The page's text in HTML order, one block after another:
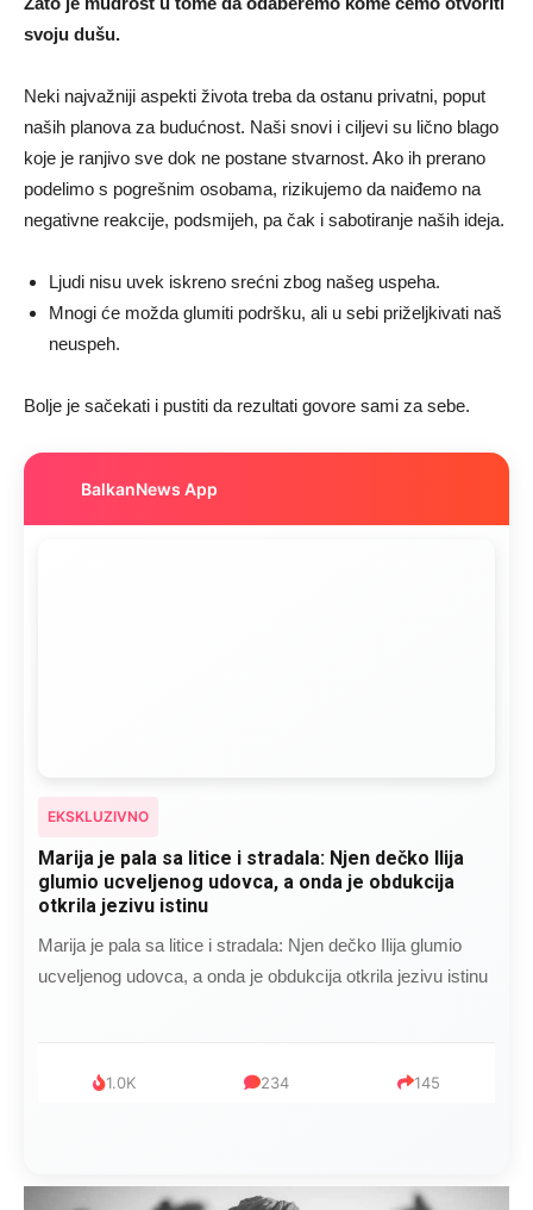
svoju dušu.
Neki najvažniji aspekti života treba da ostanu privatni, poput
naših planova za budućnost. Naši snovi i ciljevi su lično blago
koje je ranjivo sve dok ne postane stvarnost. Ako ih prerano
podelimo s pogrešnim osobama, rizikujemo da naiđemo na
negativne reakcije, podsmijeh, pa čak i sabotiranje naših ideja.
Ljudi nisu uvek iskreno srećni zbog našeg uspeha.
Mnogi će možda glumiti podršku, ali u sebi priželjkivati naš
neuspeh.
Bolje je sačekati i pustiti da rezultati govore sami za sebe.
BalkanNews App
EKSKLUZIVNO
Marija je pala sa litice i stradala: Njen dečko Ilija
glumio ucveljenog udovca, a onda je obdukcija
otkrila jezivu istinu
Marija je pala sa litice i stradala: Njen dečko Ilija glumio
ucveljenog udovca, a onda je obdukcija otkrila jezivu istinu
1.0K 234 145